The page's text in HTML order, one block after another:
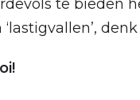
te bieden